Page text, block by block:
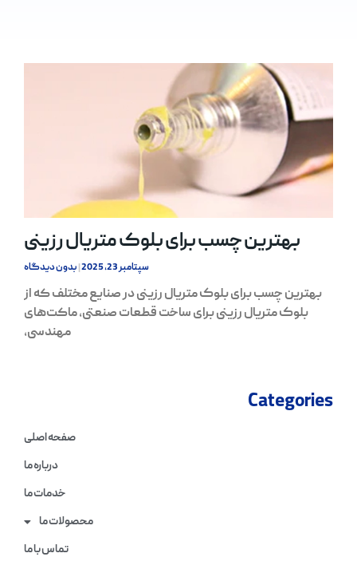
بهترین چسب برای بلوک متریال رزینی
سپتامبر 23, 2025 بدون دیدگاه
بهترین چسب برای بلوک متریال رزینی در صنایع مختلف که از
بلوک متریال رزینی برای ساخت قطعات صنعتی، ماکت‌های
مهندسی،
Categories
صفحه اصلی
درباره ما
خدمات ما
محصولات ما
تماس با ما